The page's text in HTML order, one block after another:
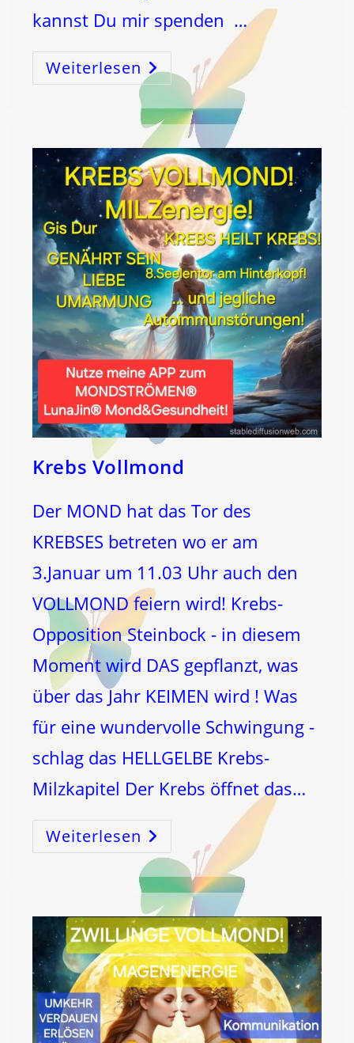
kannst Du mir spenden …
Weiterlesen MONDwechsel
In
Die
VOLLMOND-
KRAFT
LÖWE!
Krebs Vollmond
Der MOND hat das Tor des
KREBSES betreten wo er am
3.Januar um 11.03 Uhr auch den
VOLLMOND feiern wird! Krebs-
Opposition Steinbock - in diesem
Moment wird DAS gepflanzt, was
über das Jahr KEIMEN wird ! Was
für eine wundervolle Schwingung -
schlag das HELLGELBE Krebs-
Milzkapitel Der Krebs öffnet das…
Weiterlesen Krebs
Vollmond